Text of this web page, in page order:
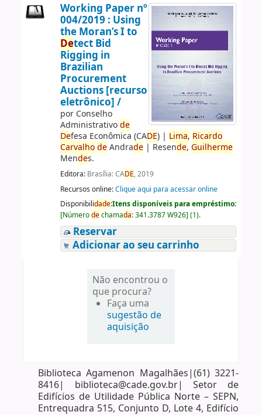
Working Paper nº
004/2019 : Using
the Moran’s I to
Detect Bid
Rigging in
Brazilian
Procurement
Auctions [recurso
eletrônico] /
por Conselho
Administrativode
Defesa Econômica (CADE)| Lima, Ricardo
Carvalho deAndrade| Resende, Guilherme
Mendes.
Editora: Brasília: CADE, 2019
Recursos online:Clique aqui para acessar online
Disponibilidade:Itens disponíveis para empréstimo:
[Númerodechamada:341.3787 W926] (1).
Reservar
Adicionar ao seu carrinho
Não encontrou o
que procura?
Faça uma
sugestão de
aquisição
Biblioteca Agamenon Magalhães|(61) 3221-
8416| biblioteca@cade.gov.br| Setor de
Edifícios de Utilidade Pública Norte – SEPN,
Entrequadra 515, Conjunto D, Lote 4, Edifício